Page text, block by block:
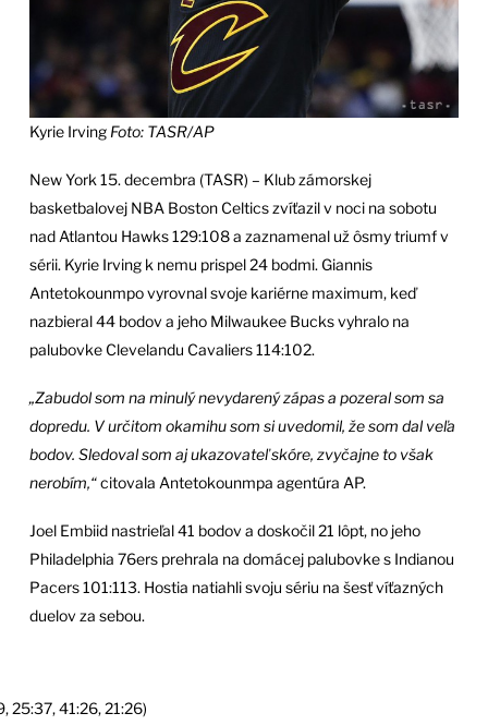
Kyrie Irving Foto: TASR/AP
New York 15. decembra (TASR) – Klub zámorskej
basketbalovej NBA Boston Celtics zvíťazil v noci na sobotu
nad Atlantou Hawks 129:108 a zaznamenal už ôsmy triumf v
sérii. Kyrie Irving k nemu prispel 24 bodmi. Giannis
Antetokounmpo vyrovnal svoje kariérne maximum, keď
nazbieral 44 bodov a jeho Milwaukee Bucks vyhralo na
palubovke Clevelandu Cavaliers 114:102.
„Zabudol som na minulý nevydarený zápas a pozeral som sa
dopredu. V určitom okamihu som si uvedomil, že som dal veľa
bodov. Sledoval som aj ukazovateľ skóre, zvyčajne to však
nerobím,“citovala Antetokounmpa agentúra AP.
Joel Embiid nastrieľal 41 bodov a doskočil 21 lôpt, no jeho
Philadelphia 76ers prehrala na domácej palubovke s Indianou
Pacers 101:113. Hostia natiahli svoju sériu na šesť víťazných
duelov za sebou.
25:37, 41:26, 21:26)